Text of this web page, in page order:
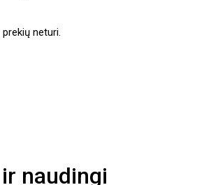
neturi.
naudingi